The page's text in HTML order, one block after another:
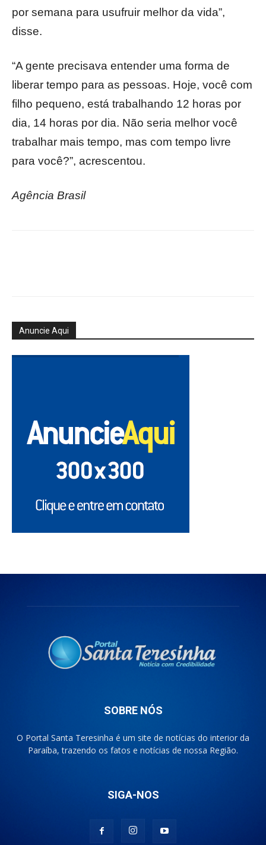
por semana para usufruir melhor da vida”,
disse.
“A gente precisava entender uma forma de
liberar tempo para as pessoas. Hoje, você com
filho pequeno, está trabalhando 12 horas por
dia, 14 horas por dia. Não seria melhor você
trabalhar mais tempo, mas com tempo livre
para você?”, acrescentou.
Agência Brasil
Anuncie Aqui
SOBRE NÓS
O Portal Santa Teresinha é um site de notícias do interior da
Paraíba, trazendo os fatos e notícias de nossa Região.
SIGA-NOS